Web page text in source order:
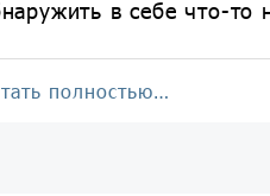
в себе что-то
полностью…